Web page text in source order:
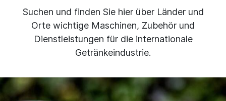
Suchen und finden Sie hier über Länder und
Orte wichtige Maschinen, Zubehör und
Dienstleistungen für die internationale
Getränkeindustrie.